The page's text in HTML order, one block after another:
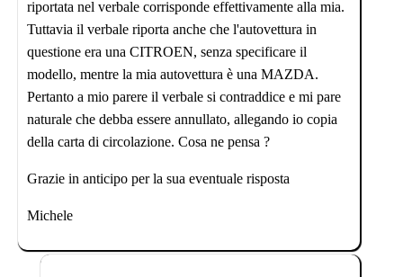
riportata nel verbale corrisponde effettivamente alla mia.
Tuttavia il verbale riporta anche che l'autovettura in
questione era una CITROEN, senza specificare il
modello, mentre la mia autovettura è una MAZDA.
Pertanto a mio parere il verbale si contraddice e mi pare
naturale che debba essere annullato, allegando io copia
della carta di circolazione. Cosa ne pensa ?
Grazie in anticipo per la sua eventuale risposta
Michele